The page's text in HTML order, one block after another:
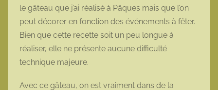
le gâteau que j’ai réalisé à Pâques mais que l’on
peut décorer en fonction des événements à fêter.
Bien que cette recette soit un peu longue à
réaliser, elle ne présente aucune difficulté
technique majeure.
Avec ce gâteau, on est vraiment dans de la